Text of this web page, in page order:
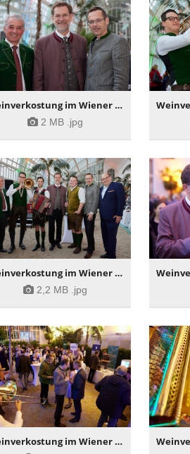
Weinverkostung im Wiener Palmenhaus
2 MB .jpg
Weinverkostung im Wiener Palmenhaus
2,2 MB .jpg
Weinverkostung im Wiener Palmenhaus